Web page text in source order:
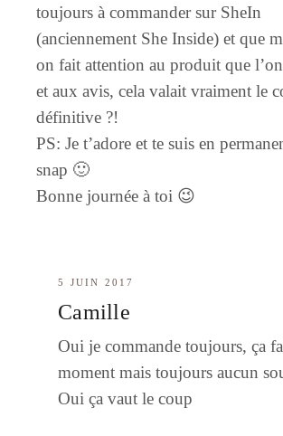
toujours à commander sur SheIn
(anciennement She Inside) et que
on fait attention au produit que
et aux avis, cela valait vraiment le
définitive ?!
PS: Je t’adore et te suis en
snap 🙂
Bonne journée à toi 😉
5 JUIN 2017
Camille
Oui je commande toujours, ça
moment mais toujours aucun
Oui ça vaut le coup